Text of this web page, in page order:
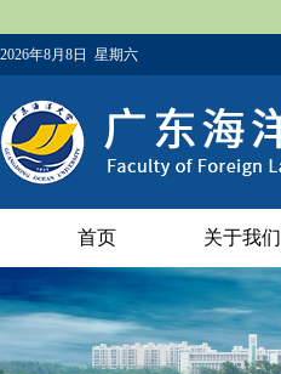
2026年8月8日 星期六
首页 关于我们